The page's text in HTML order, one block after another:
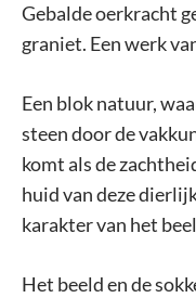
Gebalde oerkracht
graniet. Een werk
Een blok natuur,
steen door de
komt als de
huid van deze
karakter van het
Het beeld en de